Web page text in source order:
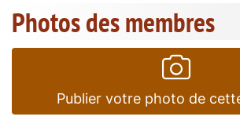
Photos des membres
Publier votre photo de